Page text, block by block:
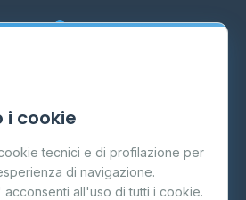
Veneto
i cookie
tecnici e di profilazione per
di navigazione.
all'uso di tutti i cookie.